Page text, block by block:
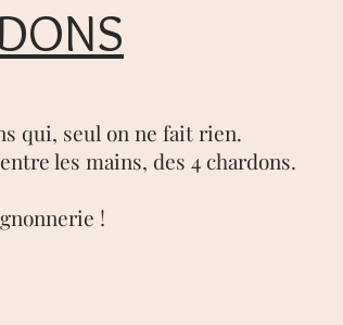
qui, seul on ne fait rien.
les mains, des 4 chardons.
!